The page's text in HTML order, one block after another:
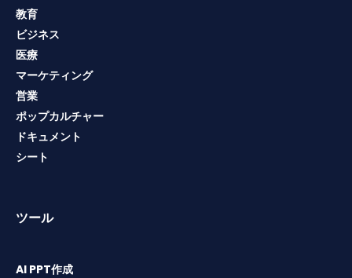
教育
ビジネス
医療
マーケティング
営業
ポップカルチャー
ドキュメント
シート
ツール
AI PPT作成